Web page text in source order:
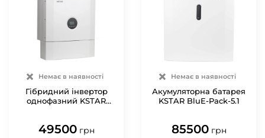
Немає в наявності
Гібридний інвертор
однофазний KSTAR
49500 грн
Немає в наявності
Акумуляторна батарея
KSTAR BluE-Pack-5.1
85500 грн